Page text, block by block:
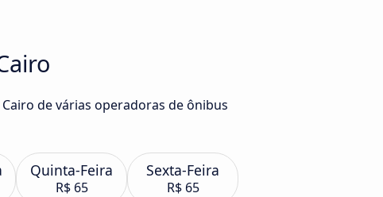
de várias operadoras de ônibus
Quinta-Feira
R$ 65
Sexta-Feira
R$ 65